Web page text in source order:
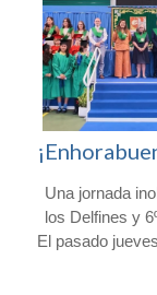
Una jornada
los Delfines y
El pasado